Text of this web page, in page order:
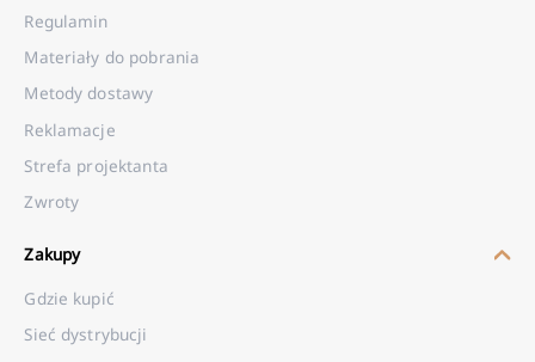
Regulamin
Materiały do pobrania
Metody dostawy
Reklamacje
Strefa projektanta
Zwroty
Zakupy
Gdzie kupić
Sieć dystrybucji